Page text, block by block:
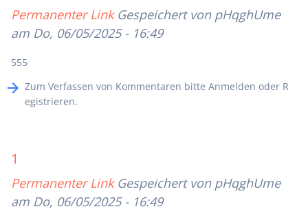
Permanenter Link Gespeichert von pHqghUme
am Do, 06/05/2025 - 16:49
555
Zum Verfassen von Kommentaren bitte Anmelden oder R
egistrieren.
1
Permanenter Link Gespeichert von pHqghUme
am Do, 06/05/2025 - 16:49